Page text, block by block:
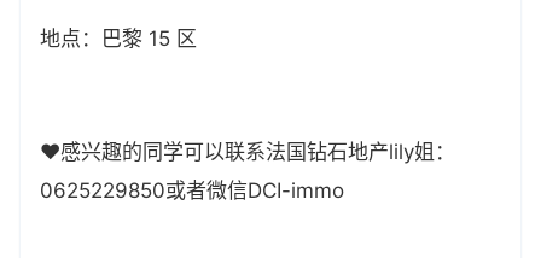
地点：巴黎 15 区
❤️感兴趣的同学可以联系法国钻石地产lily姐：
0625229850或者微信DCI-immo